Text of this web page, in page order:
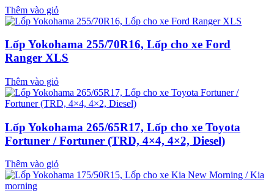
Thêm vào giỏ
Lốp Yokohama 255/70R16, Lốp cho xe Ford
Ranger XLS
Thêm vào giỏ
Lốp Yokohama 265/65R17, Lốp cho xe Toyota
Fortuner / Fortuner (TRD, 4×4, 4×2, Diesel)
Thêm vào giỏ